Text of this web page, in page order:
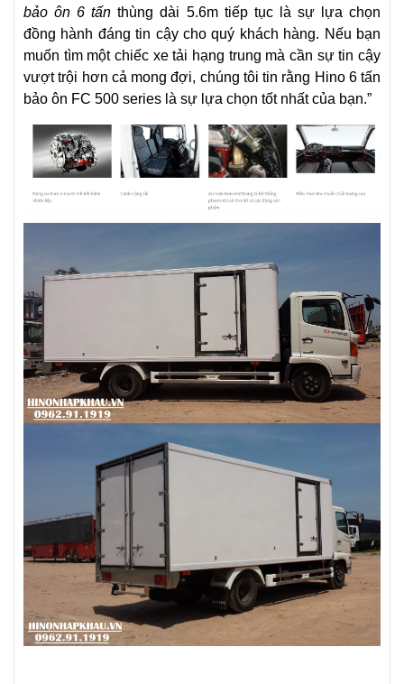
bảo ôn 6 tấn thùng dài 5.6m tiếp tục là sự lựa chọn
đồng hành đáng tin cậy cho quý khách hàng. Nếu bạn
muốn tìm một chiếc xe tải hạng trung mà cần sự tin cậy
vượt trội hơn cả mong đợi, chúng tôi tin rằng Hino 6 tấn
bảo ôn FC 500 series là sự lựa chọn tốt nhất của bạn.”